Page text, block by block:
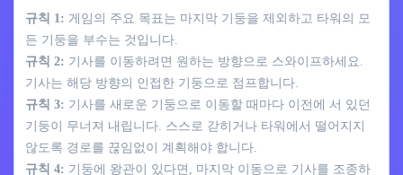
규칙 1: 게임의 주요 목표는 마지막 기둥을 제외하고 타워의 모
든 기둥을 부수는 것입니다.
규칙 2: 기사를 이동하려면 원하는 방향으로 스와이프하세요.
기사는 해당 방향의 인접한 기둥으로 점프합니다.
규칙 3: 기사를 새로운 기둥으로 이동할 때마다 이전에 서 있던
기둥이 무너져 내립니다. 스스로 갇히거나 타워에서 떨어지지
않도록 경로를 끊임없이 계획해야 합니다.
규칙 4: 기둥에 왕관이 있다면, 마지막 이동으로 기사를 조종하